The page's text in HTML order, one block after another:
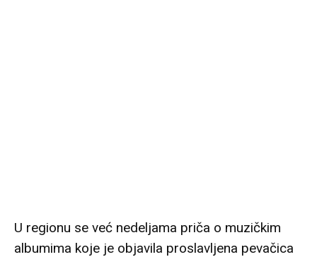
U regionu se već nedeljama priča o muzičkim
albumima koje je objavila proslavljena pevačica